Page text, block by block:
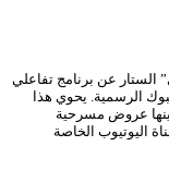
عن برنامج تفاعلي
الرسمية. يحوي هذا
عروض مسرحية
10:30 صباحا عبر قناة اليوتيوب الخاصة